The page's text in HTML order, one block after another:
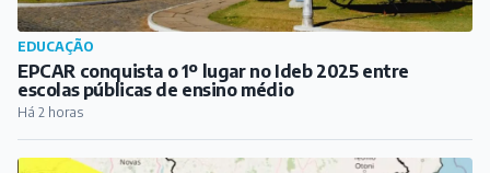
ESPORTE
Inscrições abertas para a Copa Minas de Futsal, em
Antônio Carlos
Há 1 hora